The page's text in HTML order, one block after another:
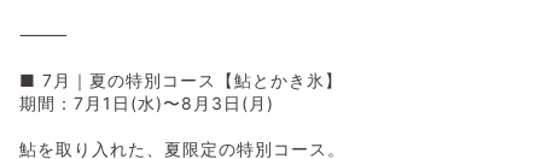
⸻
■ 7月｜夏の特別コース【鮎とかき氷】
期間：7月1日(水)〜8月3日(月)
鮎を取り入れた、夏限定の特別コース。